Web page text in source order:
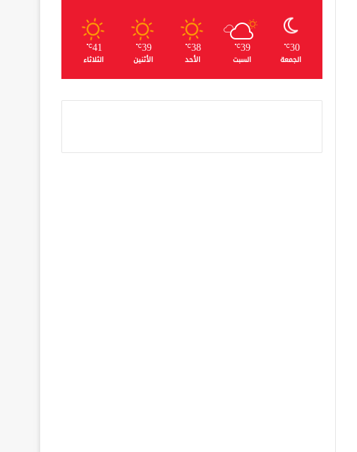
30
℃
الجمعة
39
℃
السبت
38
℃
الأحد
39
℃
الأثنين
41
℃
الثلاثاء